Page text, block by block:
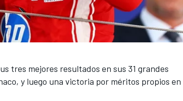
tres mejores resultados en sus 31 grandes
y luego una victoria por méritos propios en